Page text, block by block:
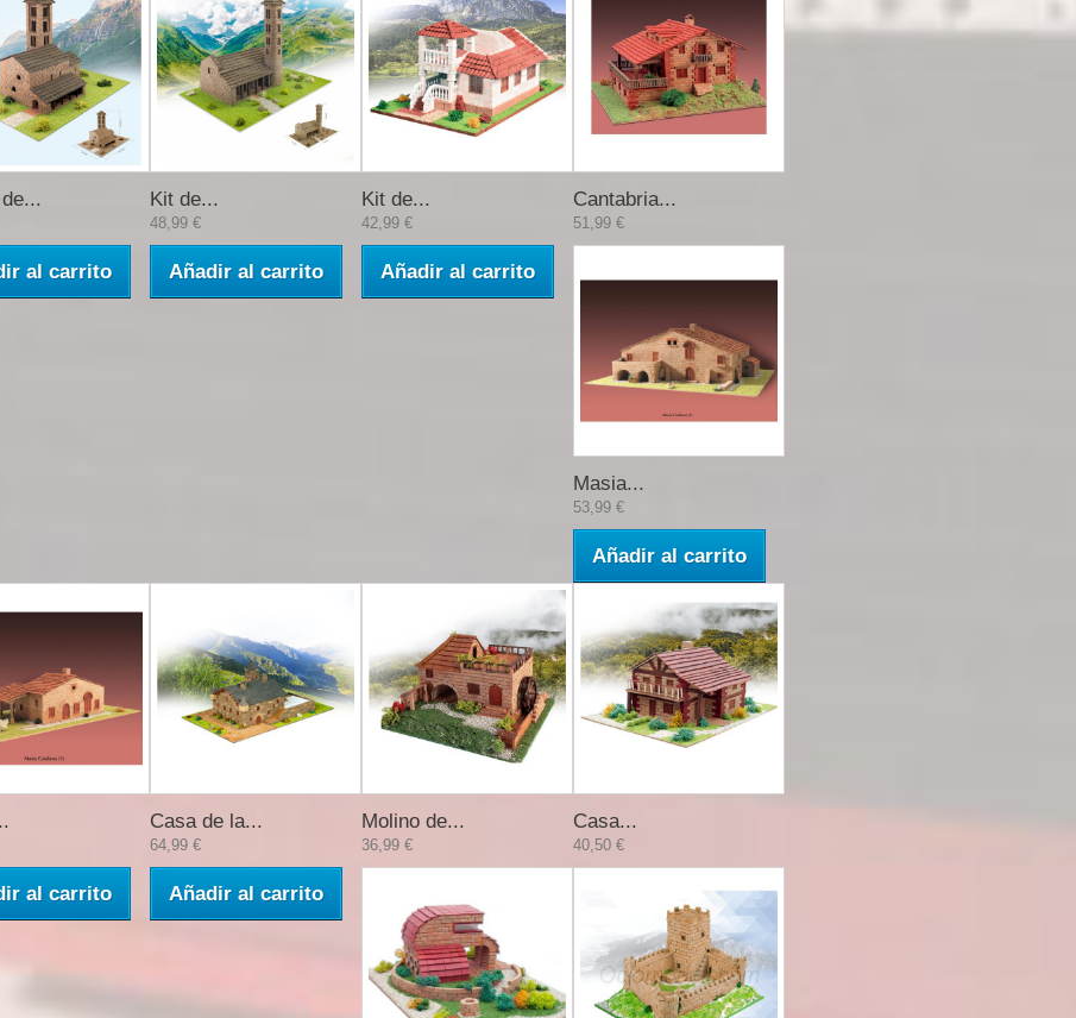
al carrito
Kit de...
48,99 €
Añadir al carrito
Kit de...
42,99 €
Añadir al carrito
Cantabria...
51,99 €
Masia...
53,99 €
Añadir al carrito
al carrito
Casa de la...
64,99 €
Añadir al carrito
Molino de...
36,99 €
Casa...
40,50 €